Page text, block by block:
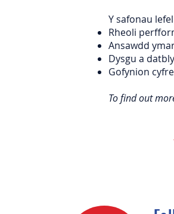
Y safonau
Rheoli
Ansawdd
Dysgu a
Gofynion
To find out